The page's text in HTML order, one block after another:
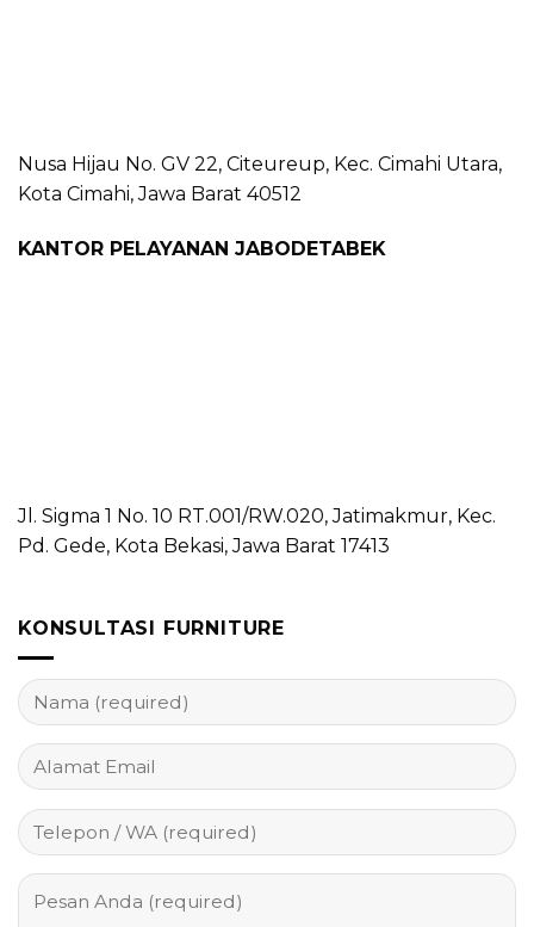
Nusa Hijau No. GV 22, Citeureup, Kec. Cimahi Utara,
Kota Cimahi, Jawa Barat 40512
KANTOR PELAYANAN JABODETABEK
Jl. Sigma 1 No. 10 RT.001/RW.020, Jatimakmur, Kec.
Pd. Gede, Kota Bekasi, Jawa Barat 17413
KONSULTASI FURNITURE